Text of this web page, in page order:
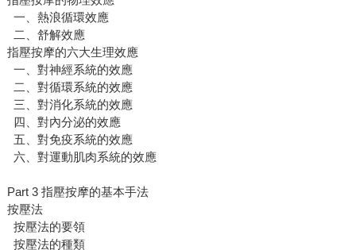
一、熱浪循環效應
二、舒解效應
指壓按摩的六大生理效應
一、對神經系統的效應
二、對循環系統的效應
三、對消化系統的效應
四、對內分泌的效應
五、對免疫系統的效應
六、對運動肌肉系統的效應
Part 3 指壓按摩的基本手法
按壓法
按壓法的要領
按壓法的種類